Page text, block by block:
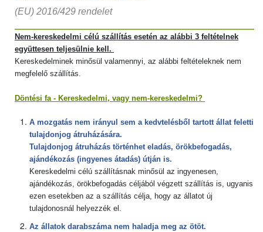
(EU) 2016/429 rendelet
Nem-kereskedelmi célú szállítás esetén az alábbi 3 feltételnek
együttesen teljesülnie kell.
Kereskedelminek minősül valamennyi, az alábbi feltételeknek nem
megfelelő szállítás.
Döntési fa - Kereskedelmi, vagy nem-kereskedelmi?
A mozgatás nem irányul sem a kedvtelésből tartott állat feletti
tulajdonjog átruházására.
Tulajdonjog átruházás történhet eladás, örökbefogadás,
ajándékozás (ingyenes átadás) útján is.
Kereskedelmi célú szállításnak minősül az ingyenesen,
ajándékozás, örökbefogadás céljából végzett szállítás is, ugyanis
ezen esetekben az a szállítás célja, hogy az állatot új
tulajdonosnál helyezzék el.
Az állatok darabszáma nem haladja meg az ötöt.